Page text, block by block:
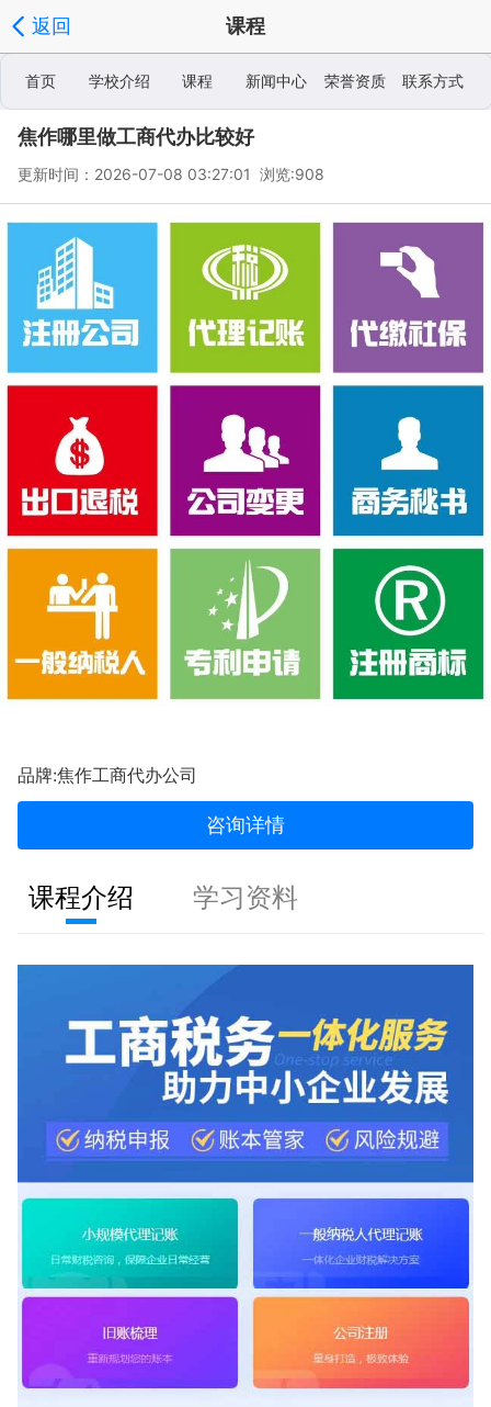
返回 课程
首页 学校介绍 课程 新闻中心 荣誉资质 联系方式
学校相册
焦作哪里做工商代办比较好
更新时间：2026-07-08 03:27:01 浏览:908
品牌:焦作工商代办公司
咨询详情
课程介绍 学习资料